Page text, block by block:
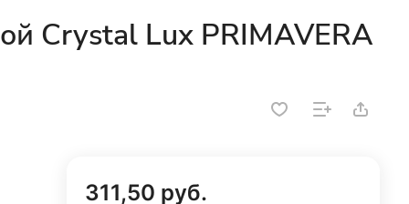
Crystal Lux PRIMAVERA
311,50 руб.